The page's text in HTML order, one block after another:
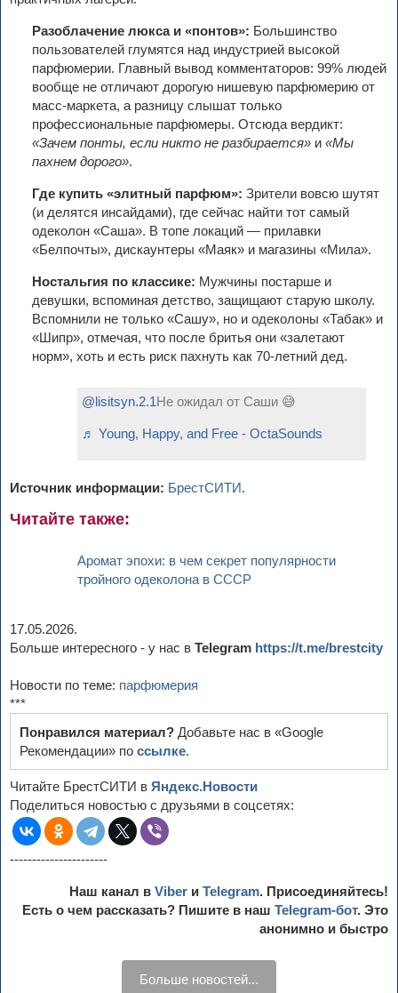
Разоблачение люкса и «понтов»: Большинство
пользователей глумятся над индустрией высокой
парфюмерии. Главный вывод комментаторов: 99% людей
вообще не отличают дорогую нишевую парфюмерию от
масс-маркета, а разницу слышат только
профессиональные парфюмеры. Отсюда вердикт:
«Зачем понты, если никто не разбирается» и «Мы
пахнем дорого».
Где купить «элитный парфюм»: Зрители вовсю шутят
(и делятся инсайдами), где сейчас найти тот самый
одеколон «Саша». В топе локаций — прилавки
«Белпочты», дискаунтеры «Маяк» и магазины «Мила».
Ностальгия по классике: Мужчины постарше и
девушки, вспоминая детство, защищают старую школу.
Вспомнили не только «Сашу», но и одеколоны «Табак» и
«Шипр», отмечая, что после бритья они «залетают
норм», хоть и есть риск пахнуть как 70-летний дед.
@lisitsyn.2.1Не ожидал от Саши 😅
♬ Young, Happy, and Free - OctaSounds
Источник информации: БрестСИТИ.
Читайте также:
Аромат эпохи: в чем секрет популярности
тройного одеколона в СССР
17.05.2026.
Больше интересного - у нас в Telegram https://t.me/brestcity
Новости по теме: парфюмерия
***
Понравился материал? Добавьте нас в «Google
Рекомендации» по ссылке.
Читайте БрестСИТИ в Яндекс.Новости
Поделиться новостью с друзьями в соцсетях:
----------------------
Наш канал в Viber и Telegram. Присоединяйтесь!
Есть о чем рассказать? Пишите в наш Telegram-бот. Это
анонимно и быстро
Больше новостей...